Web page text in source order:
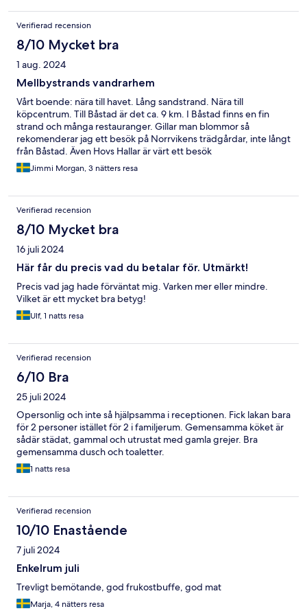
Verifierad recension
8/10 Mycket bra
1 aug. 2024
Mellbystrands vandrarhem
Vårt boende: nära till havet. Lång sandstrand. Nära till
köpcentrum. Till Båstad är det ca. 9 km. I Båstad finns en fin
strand och många restauranger. Gillar man blommor så
rekomenderar jag ett besök på Norrvikens trädgårdar, inte långt
från Båstad. Även Hovs Hallar är värt ett besök
Jimmi Morgan, 3 nätters resa
Verifierad recension
8/10 Mycket bra
16 juli 2024
Här får du precis vad du betalar för. Utmärkt!
Precis vad jag hade förväntat mig. Varken mer eller mindre.
Vilket är ett mycket bra betyg!
Ulf, 1 natts resa
Verifierad recension
6/10 Bra
25 juli 2024
Opersonlig och inte så hjälpsamma i receptionen. Fick lakan bara
för 2 personer istället för 2 i familjerum. Gemensamma köket är
sådär städat, gammal och utrustat med gamla grejer. Bra
gemensamma dusch och toaletter.
1 natts resa
Verifierad recension
10/10 Enastående
7 juli 2024
Enkelrum juli
Trevligt bemötande, god frukostbuffe, god mat
Marja, 4 nätters resa